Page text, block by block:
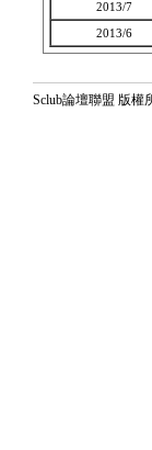
2013/7
2013/6
Sclub論壇聯盟 版權